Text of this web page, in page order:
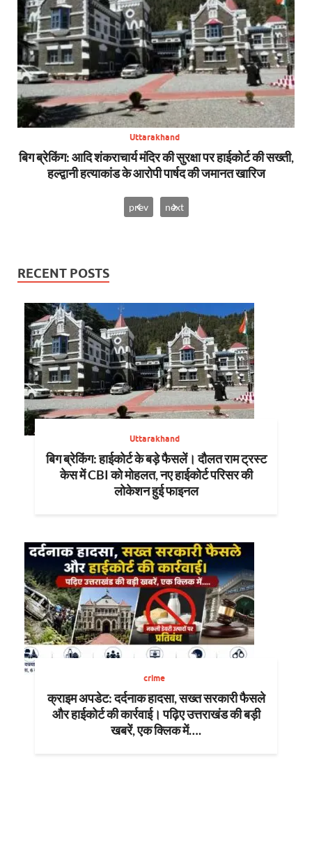
Uttarakhand
बिग ब्रेकिंग: आदि शंकराचार्य मंदिर की सुरक्षा पर हाईकोर्ट की सख्ती,
हल्द्वानी हत्याकांड के आरोपी पार्षद की जमानत खारिज
prev next
RECENT POSTS
Uttarakhand
बिग ब्रेकिंग: हाईकोर्ट के बड़े फैसलें। दौलत राम ट्रस्ट
केस में CBI को मोहलत, नए हाईकोर्ट परिसर की
लोकेशन हुई फाइनल
crime
क्राइम अपडेट: दर्दनाक हादसा, सख्त सरकारी फैसले
और हाईकोर्ट की कार्रवाई। पढ़िए उत्तराखंड की बड़ी
खबरें, एक क्लिक में….